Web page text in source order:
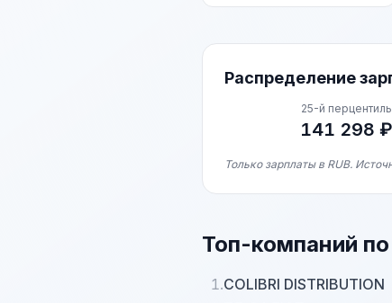
Распределение
25-й перцентиль
141 298 ₽
Только зарплаты в RUB.
Топ-компаний
1.COLIBRI DISTRIBUTION